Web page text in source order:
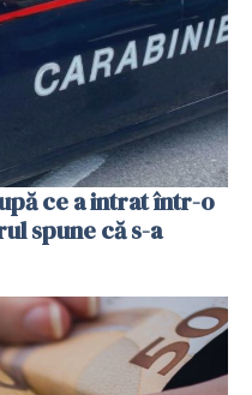
ce a intrat într-o
spune că s-a